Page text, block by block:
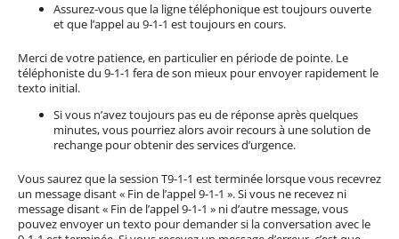
Assurez-vous que la ligne téléphonique est toujours ouverte
et que l’appel au 9-1-1 est toujours en cours.
Merci de votre patience, en particulier en période de pointe. Le
téléphoniste du 9-1-1 fera de son mieux pour envoyer rapidement le
texto initial.
Si vous n’avez toujours pas eu de réponse après quelques
minutes, vous pourriez alors avoir recours à une solution de
rechange pour obtenir des services d’urgence.
Vous saurez que la session T9-1-1 est terminée lorsque vous recevrez
un message disant « Fin de l’appel 9-1-1 ». Si vous ne recevez ni
message disant « Fin de l’appel 9-1-1 » ni d’autre message, vous
pouvez envoyer un texto pour demander si la conversation avec le